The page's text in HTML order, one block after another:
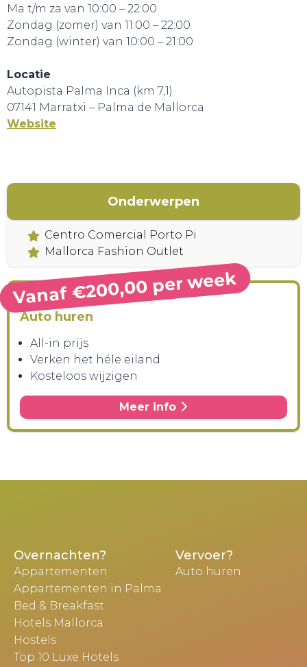
HANDIG!
Ma t/m za van 10:00 – 22:00
Zondag (zomer) van 11:00 – 22:00
Zondag (winter) van 10:00 – 21:00
Locatie
Autopista Palma Inca (km 7,1)
07141 Marratxi – Palma de Mallorca
Website
Onderwerpen
Centro Comercial Porto Pi
Mallorca Fashion Outlet
Vanaf €200,00 per week
Auto huren
All-in prijs
Verken het héle eiland
Kosteloos wijzigen
Meer info
Overnachten?
Appartementen
Appartementen in Palma
Bed & Breakfast
Hotels Mallorca
Hostels
Top 10 Luxe Hotels
Vervoer?
Auto huren